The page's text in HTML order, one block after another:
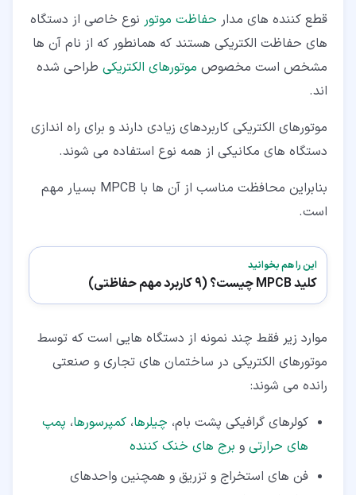
قطع کننده های مدار حفاظت موتور نوع خاصی از دستگاه
های حفاظت الکتریکی هستند که همانطور که از نام آن ها
مشخص است مخصوص موتورهای الکتریکی طراحی شده
اند.
موتورهای الکتریکی کاربردهای زیادی دارند و برای راه اندازی
دستگاه های مکانیکی از همه نوع استفاده می شوند.
بنابراین محافظت مناسب از آن ها با MPCB بسیار مهم
است.
این را هم بخوانید
کلید MPCB چیست؟ (9 کاربرد مهم حفاظتی)
موارد زیر فقط چند نمونه از دستگاه هایی است که توسط
موتورهای الکتریکی در ساختمان های تجاری و صنعتی
رانده می شوند:
کولرهای گرافیکی پشت بام، چیلرها، کمپرسورها، پمپ
های حرارتی و برج های خنک کننده
فن های استخراج و تزریق و همچنین واحدهای